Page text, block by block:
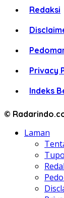
Redaksi
Privacy
Indeks
©
Laman